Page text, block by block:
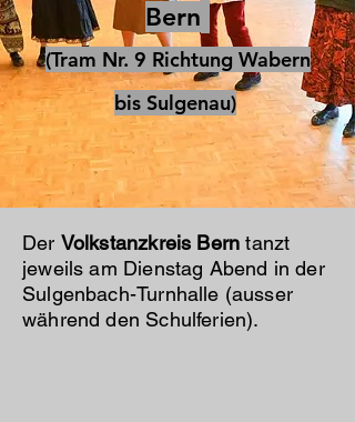
Bern
(Tram Nr. 9 Richtung Wabern
bis Sulgenau)
Der Volkstanzkreis Bern tanzt
jeweils am Dienstag Abend in der
Sulgenbach-Turnhalle (ausser
während den Schulferien).